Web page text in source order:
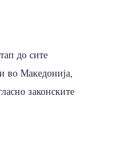
до сите
во Македонија,
законските